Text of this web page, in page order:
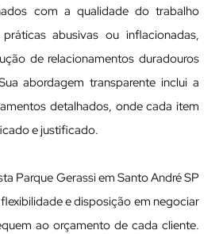
com a qualidade do trabalho
abusivas ou inflacionadas,
de relacionamentos duradouros
abordagem transparente inclui a
detalhados, onde cada item
e justificado.
Parque Gerassi em Santo André SP
e disposição em negociar
ao orçamento de cada cliente.